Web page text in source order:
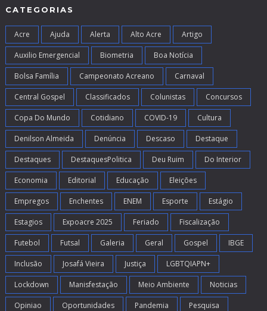
CATEGORIAS
Acre Ajuda Alerta Alto Acre Artigo
Auxilio Emergencial Biometria Boa Notícia
Bolsa Família Campeonato Acreano Carnaval
Central Gospel Classificados Colunistas Concursos
Copa Do Mundo Cotidiano COVID-19 Cultura
Denilson Almeida Denúncia Descaso Destaque
Destaques DestaquesPolitica Deu Ruim Do Interior
Economia Editorial Educação Eleições
Empregos Enchentes ENEM Esporte Estágio
Estagios Expoacre 2025 Feriado Fiscalização
Futebol Futsal Galeria Geral Gospel IBGE
Inclusão Josafá Vieira Justiça LGBTQIAPN+
Lockdown Manisfestação Meio Ambiente Noticias
Opiniao Oportunidades Pandemia Pesquisa